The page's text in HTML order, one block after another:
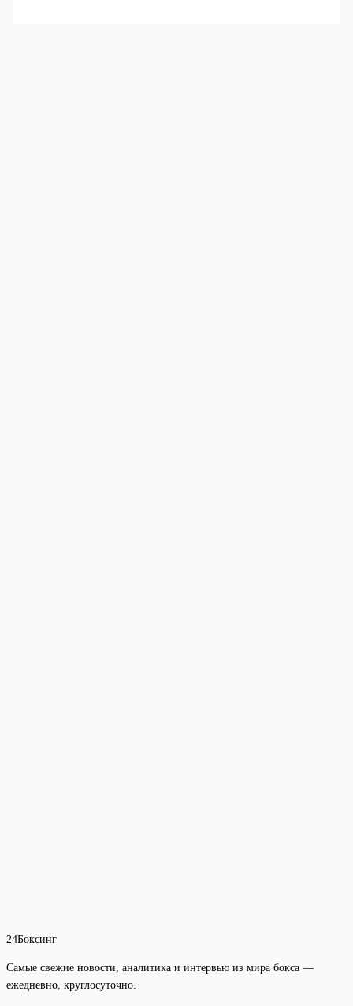
24Боксинг
Самые свежие новости, аналитика и интервью из мира бокса —
ежедневно, круглосуточно.